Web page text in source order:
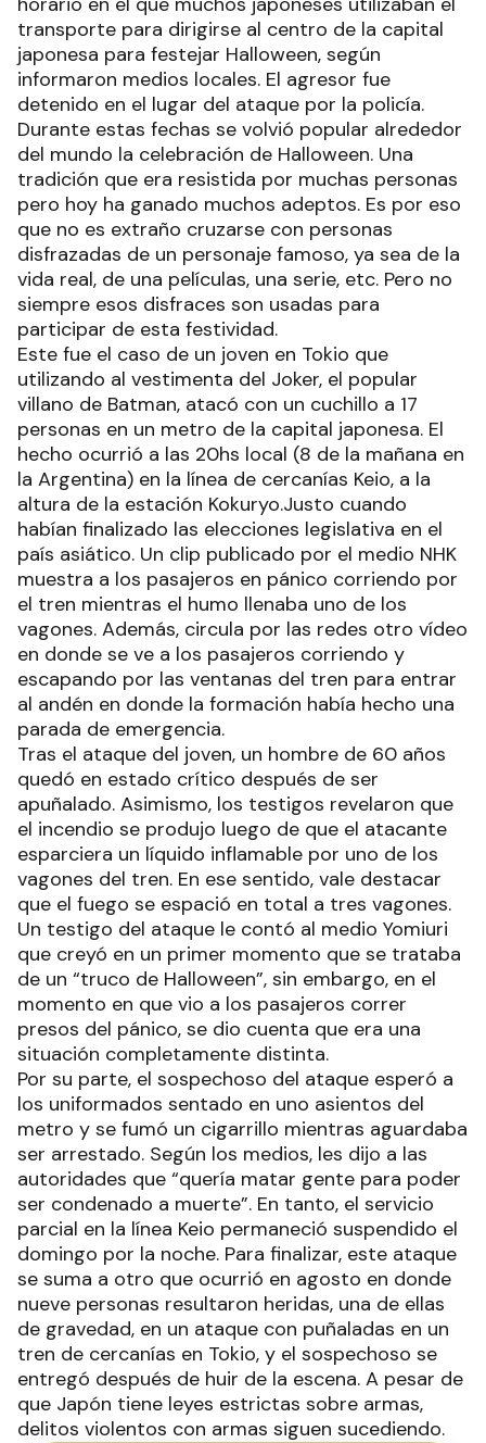
transporte para dirigirse al centro de la capital
japonesa para festejar Halloween, según
informaron medios locales. El agresor fue
detenido en el lugar del ataque por la policía.
Durante estas fechas se volvió popular alrededor
del mundo la celebración de Halloween. Una
tradición que era resistida por muchas personas
pero hoy ha ganado muchos adeptos. Es por eso
que no es extraño cruzarse con personas
disfrazadas de un personaje famoso, ya sea de la
vida real, de una películas, una serie, etc. Pero no
siempre esos disfraces son usadas para
participar de esta festividad.
Este fue el caso de un joven en Tokio que
utilizando al vestimenta del Joker, el popular
villano de Batman, atacó con un cuchillo a 17
personas en un metro de la capital japonesa. El
hecho ocurrió a las 20hs local (8 de la mañana en
la Argentina) en la línea de cercanías Keio, a la
altura de la estación Kokuryo.Justo cuando
habían finalizado las elecciones legislativa en el
país asiático. Un clip publicado por el medio NHK
muestra a los pasajeros en pánico corriendo por
el tren mientras el humo llenaba uno de los
vagones. Además, circula por las redes otro vídeo
en donde se ve a los pasajeros corriendo y
escapando por las ventanas del tren para entrar
al andén en donde la formación había hecho una
parada de emergencia.
Tras el ataque del joven, un hombre de 60 años
quedó en estado crítico después de ser
apuñalado. Asimismo, los testigos revelaron que
el incendio se produjo luego de que el atacante
esparciera un líquido inflamable por uno de los
vagones del tren. En ese sentido, vale destacar
que el fuego se espació en total a tres vagones.
Un testigo del ataque le contó al medio Yomiuri
que creyó en un primer momento que se trataba
de un “truco de Halloween”, sin embargo, en el
momento en que vio a los pasajeros correr
presos del pánico, se dio cuenta que era una
situación completamente distinta.
Por su parte, el sospechoso del ataque esperó a
los uniformados sentado en uno asientos del
metro y se fumó un cigarrillo mientras aguardaba
ser arrestado. Según los medios, les dijo a las
autoridades que “quería matar gente para poder
ser condenado a muerte”. En tanto, el servicio
parcial en la línea Keio permaneció suspendido el
domingo por la noche. Para finalizar, este ataque
se suma a otro que ocurrió en agosto en donde
nueve personas resultaron heridas, una de ellas
de gravedad, en un ataque con puñaladas en un
tren de cercanías en Tokio, y el sospechoso se
entregó después de huir de la escena. A pesar de
que Japón tiene leyes estrictas sobre armas,
delitos violentos con armas siguen sucediendo.